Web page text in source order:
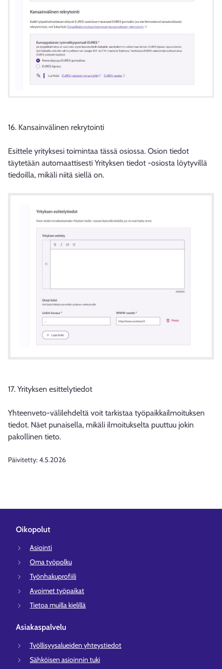
16. Kansainvälinen rekrytointi
Esittele yrityksesi toimintaa tässä osiossa. Osion tiedot
täytetään automaattisesti Yrityksen tiedot -osiosta löytyvillä
tiedoilla, mikäli niitä siellä on.
17. Yrityksen esittelytiedot
Yhteenveto-välilehdeltä voit tarkistaa työpaikkailmoituksen
tiedot. Näet punaisella, mikäli ilmoitukselta puuttuu jokin
pakollinen tieto.
Päivitetty:4.5.2026
Oikopolut
Asiointi
Oma työpolku
Työnhakuprofiili
Avoimet työpaikat
Tietoa muilla kielillä
Asiakaspalvelu
Työllisyysalueiden yhteystiedot
Sähköisen asioinnin tuki